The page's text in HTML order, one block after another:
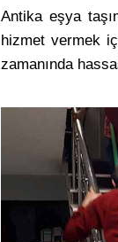
Antika eşya
hizmet vermek
zamanında